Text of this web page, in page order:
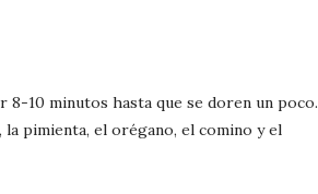
8-10 minutos hasta que se doren un poco.
la pimienta, el orégano, el comino y el